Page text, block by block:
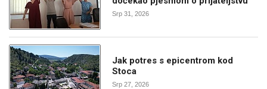
Srp 31, 2026
Jak potres s epicentrom kod
Stoca
Srp 27, 2026